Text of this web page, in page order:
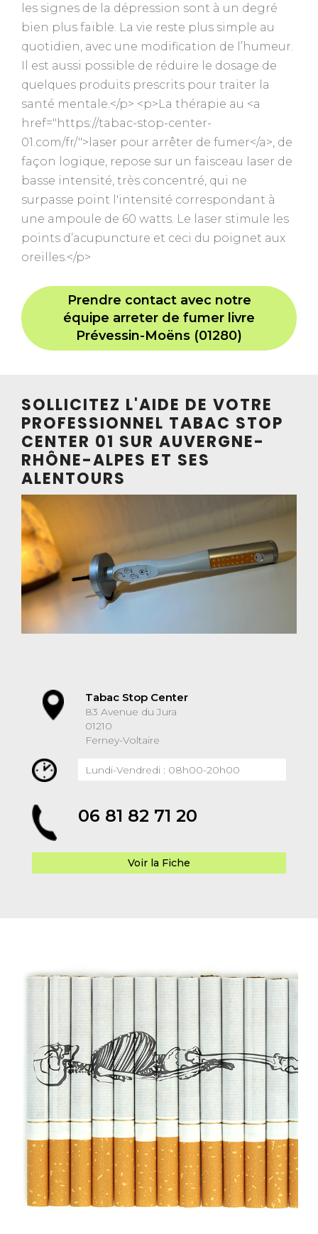
les signes de la dépression sont à un degré
bien plus faible. La vie reste plus simple au
quotidien, avec une modification de l’humeur.
Il est aussi possible de réduire le dosage de
quelques produits prescrits pour traiter la
santé mentale.</p> <p>La thérapie au <a
href="https://tabac-stop-center-
01.com/fr/">laser pour arrêter de fumer</a>, de
façon logique, repose sur un faisceau laser de
basse intensité, très concentré, qui ne
surpasse point l'intensité correspondant à
une ampoule de 60 watts. Le laser stimule les
points d’acupuncture et ceci du poignet aux
oreilles.</p>
Prendre contact avec notre
équipe arreter de fumer livre
Prévessin-Moëns (01280)
SOLLICITEZ L'AIDE DE VOTRE
PROFESSIONNEL TABAC STOP
CENTER 01 SUR AUVERGNE-
RHÔNE-ALPES ET SES
ALENTOURS
Tabac Stop Center
83 Avenue du Jura
01210
Ferney-Voltaire
Lundi-Vendredi : 08h00-20h00
06 81 82 71 20
Voir la Fiche